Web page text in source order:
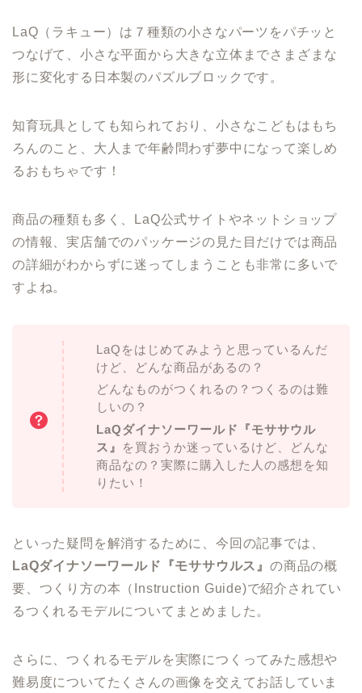
LaQ（ラキュー）は７種類の小さなパーツをパチッと
つなげて、小さな平面から大きな立体までさまざまな
形に変化する日本製のパズルブロックです。
知育玩具としても知られており、小さなこどもはもち
ろんのこと、大人まで年齢問わず夢中になって楽しめ
るおもちゃです！
商品の種類も多く、LaQ公式サイトやネットショップ
の情報、実店舗でのパッケージの見た目だけでは商品
の詳細がわからずに迷ってしまうことも非常に多いで
すよね。
LaQをはじめてみようと思っているんだ
けど、どんな商品があるの？
どんなものがつくれるの？つくるのは難
しいの？
LaQダイナソーワールド『モササウル
ス』
を買おうか迷っているけど、どんな
商品なの？実際に購入した人の感想を知
りたい！
といった疑問を解消するために、今回の記事では、
LaQダイナソーワールド『モササウルス』の商品の概
要、つくり方の本（Instruction Guide)で紹介されてい
るつくれるモデルについてまとめました。
さらに、つくれるモデルを実際につくってみた感想や
難易度についてたくさんの画像を交えてお話していま